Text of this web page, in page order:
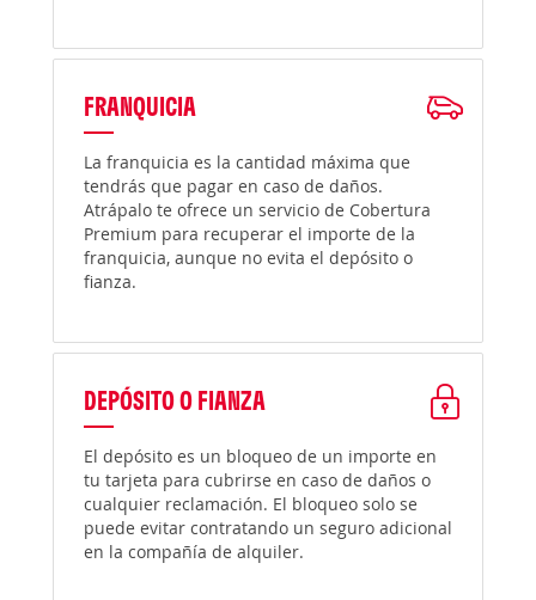
FRANQUICIA
La franquicia es la cantidad máxima que
tendrás que pagar en caso de daños.
Atrápalo te ofrece un servicio de Cobertura
Premium para recuperar el importe de la
franquicia, aunque no evita el depósito o
fianza.
DEPÓSITO O FIANZA
El depósito es un bloqueo de un importe en
tu tarjeta para cubrirse en caso de daños o
cualquier reclamación. El bloqueo solo se
puede evitar contratando un seguro adicional
en la compañía de alquiler.